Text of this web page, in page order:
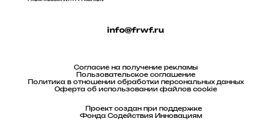
info@frwf.ru
Согласие на получение рекламы
Пользовательское соглашение
Политика в отношении обработки персональных данных
Оферта об использовании файлов cookie
Проект создан при поддержке
Фонда Содействия Инновациям